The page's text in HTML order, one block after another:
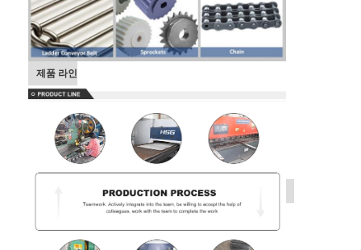
모든 케이스
스테인레스 강 메시 벨트
나선형 와이어 메쉬
고온 와이어 메쉬
식품 메시 벨트
벌집 컨베이어 벨트
제품 라인